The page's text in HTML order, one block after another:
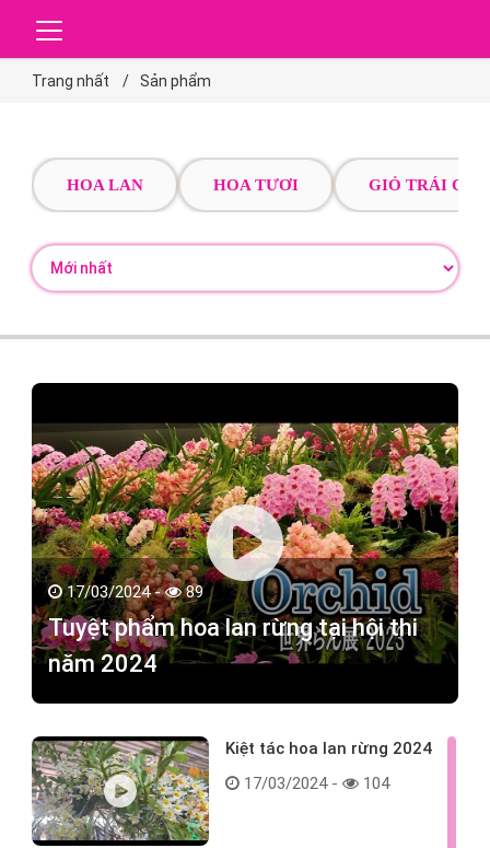
Trang nhất Sản phẩm
HOA LAN HOA TƯƠI GIỎ TRÁI CÂY
17/03/2024 - 89
Tuyệt phẩm hoa lan rừng tại hội thi
năm 2024
Kiệt tác hoa lan rừng 2024
17/03/2024 -
104